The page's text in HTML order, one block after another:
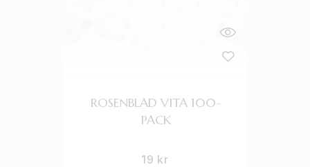
ROSENBLAD VITA 100-
PACK
19 kr